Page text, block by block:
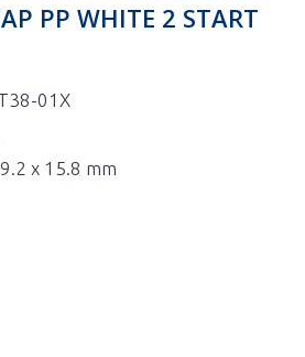
PP WHITE 2 START
01X
x 15.8 mm